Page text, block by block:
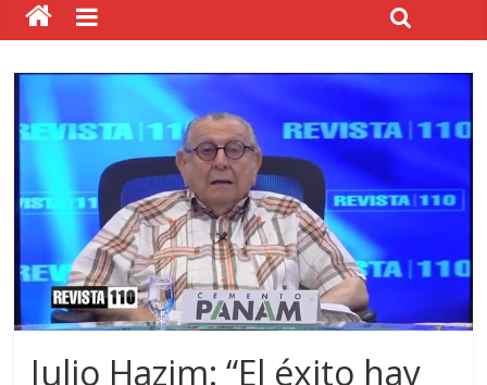
Julio Hazim: “El éxito hay